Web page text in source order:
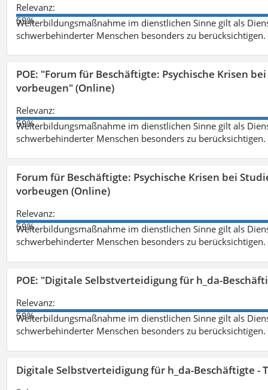
Relevanz:
59%
Weiterbildungsmaßnahme im dienstlichen Sinne gilt als
schwerbehinderter Menschen besonders zu berücksichtigen.
POE: "Forum für Beschäftigte: Psychische Krisen
vorbeugen" (Online)
Relevanz:
59%
Weiterbildungsmaßnahme im dienstlichen Sinne gilt als
schwerbehinderter Menschen besonders zu berücksichtigen.
Forum für Beschäftigte: Psychische Krisen bei
vorbeugen (Online)
Relevanz:
59%
Weiterbildungsmaßnahme im dienstlichen Sinne gilt als
schwerbehinderter Menschen besonders zu berücksichtigen.
POE: "Digitale Selbstverteidigung für h_da-
Relevanz:
59%
Weiterbildungsmaßnahme im dienstlichen Sinne gilt als
schwerbehinderter Menschen besonders zu berücksichtigen.
Digitale Selbstverteidigung für h_da-Beschäftigte -